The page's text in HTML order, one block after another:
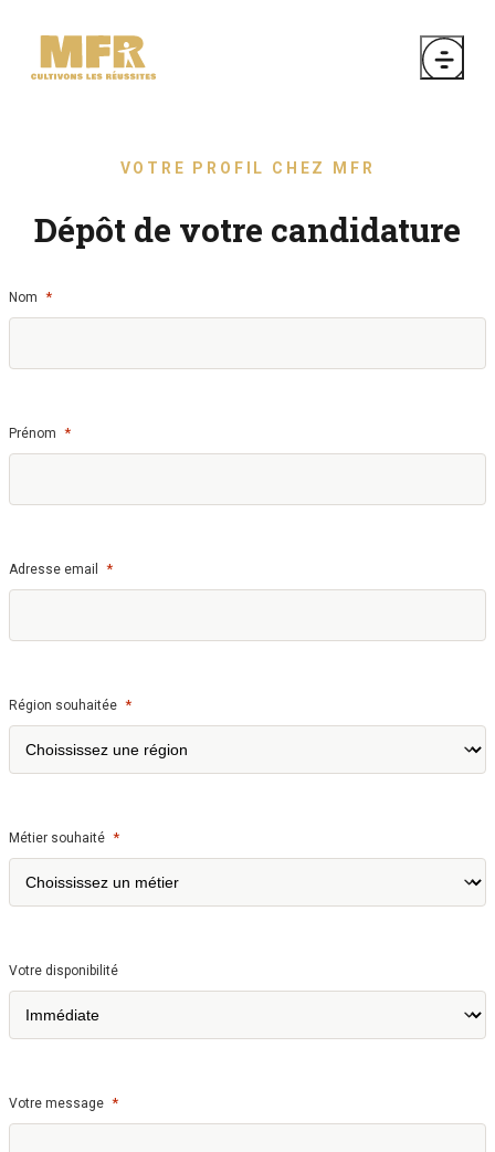
VOTRE PROFIL CHEZ MFR
Dépôt de votre candidature
Nom *
Prénom *
Adresse email *
Région souhaitée *
Métier souhaité *
Votre disponibilité
Votre message *